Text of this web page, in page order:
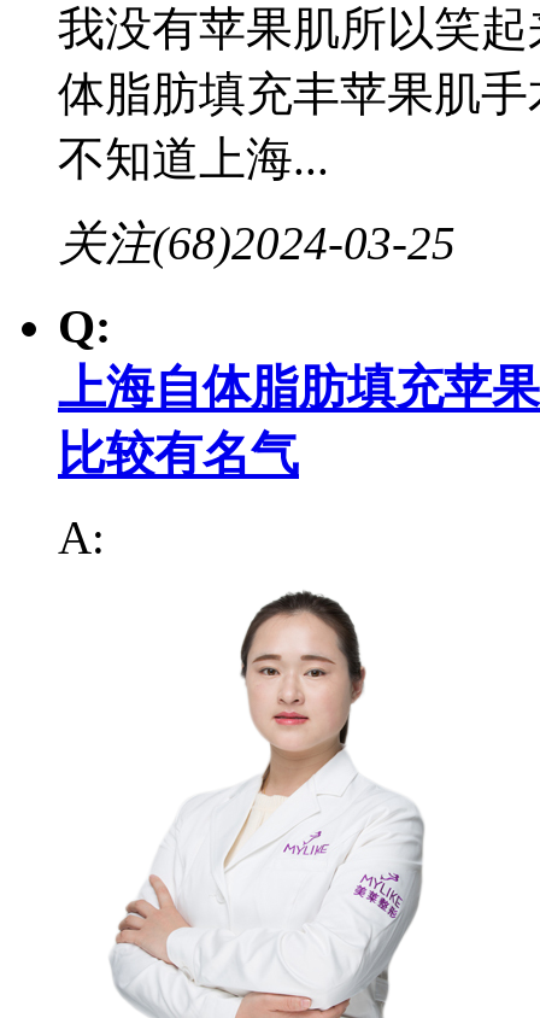
我没有苹果肌所以笑
体脂肪填充丰苹果肌
不知道上海...
关注(68)2024-03-25
Q:
上海自体脂肪填充苹
比较有名气
A: